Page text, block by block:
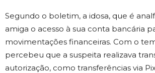
Segundo o boletim, a idosa, que é
amiga o acesso à sua conta bancária
movimentações financeiras. Com o
percebeu que a suspeita realizava
autorização, como transferências via